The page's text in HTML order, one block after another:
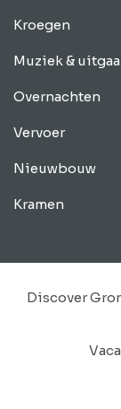
Kroegen
Muziek &
Overnachten
Vervoer
Nieuwbouw
Kramen
Discover